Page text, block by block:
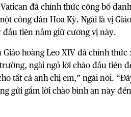
đã chính thức công bố
công dân Hoa Kỳ. Ngài là vị
đầu tiên nắm giữ cương vị này.
hoàng Leo XIV đã chính
ngài ngỏ lời chào đầu tiên
tất cả anh chị em,” ngài nói.
gửi gắm lời chào bình an này